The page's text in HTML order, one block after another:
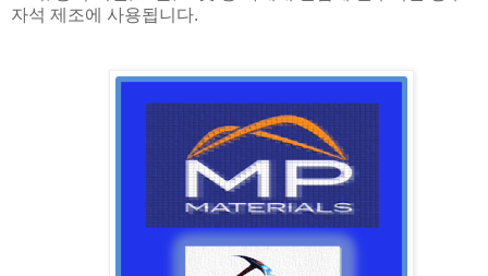
자석 제조에 사용됩니다.